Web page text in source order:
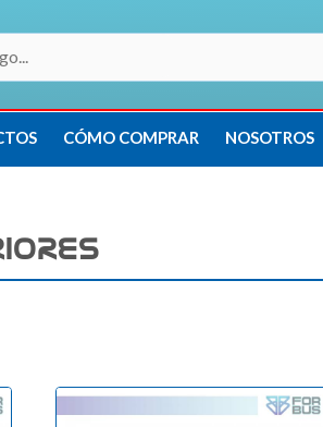
CÓMO COMPRAR NOSOTROS